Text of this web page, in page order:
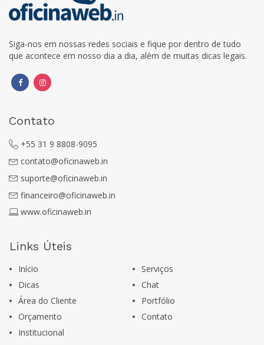
Siga-nos em nossas redes sociais e fique por dentro de tudo
que acontece em nosso dia a dia, além de muitas dicas legais.
Contato
+55 31 9 8808-9095
contato@oficinaweb.in
suporte@oficinaweb.in
financeiro@oficinaweb.in
www.oficinaweb.in
Links Úteis
Início
Serviços
Dicas
Chat
Área do Cliente
Portfólio
Orçamento
Contato
Institucional